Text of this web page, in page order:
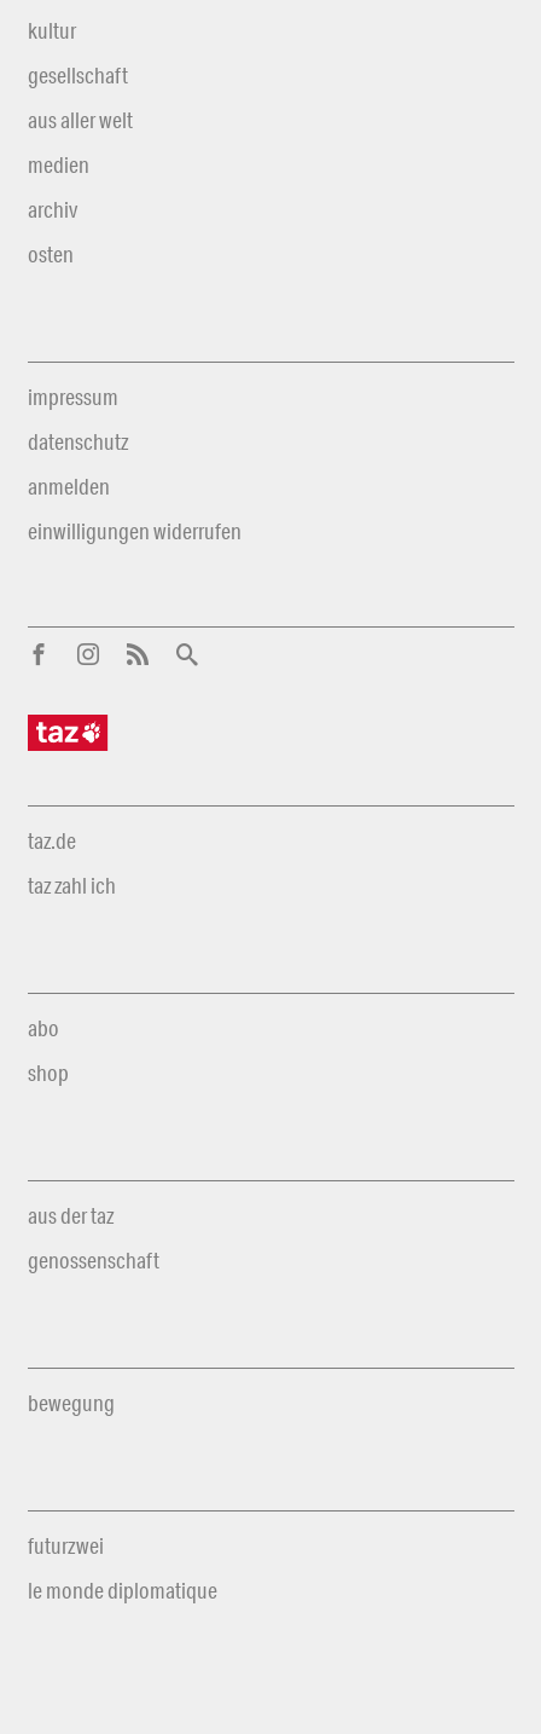
kultur
gesellschaft
aus aller welt
medien
archiv
osten
impressum
datenschutz
anmelden
einwilligungen widerrufen
taz.de
taz zahl ich
abo
shop
aus der taz
genossenschaft
bewegung
futurzwei
le monde diplomatique